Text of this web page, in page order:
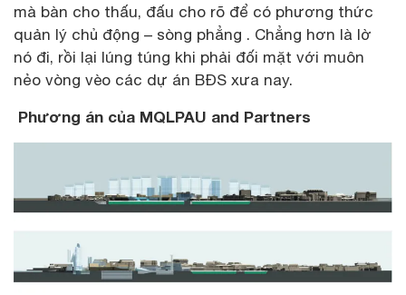
mà bàn cho thấu, đấu cho rõ để có phương thức
quản lý chủ động – sòng phẳng . Chẳng hơn là lờ
nó đi, rồi lại lúng túng khi phải đối mặt với muôn
nẻo vòng vèo các dự án BĐS xưa nay.
Phương án của MQLPAU and Partners